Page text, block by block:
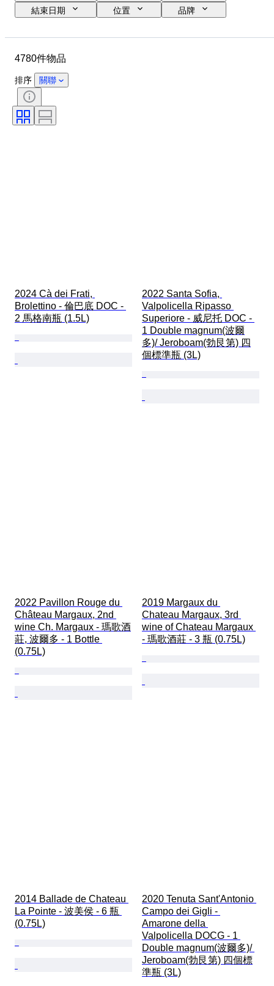
結束日期
位置
品牌
時期
葡萄酒產區
葡萄酒原產地命名控制／分類
Wine Fill Level
葡萄品種
4780件物品
排序 關聯
2024 Cà dei Frati,
Brolettino - 倫巴底 DOC -
2 馬格南瓶 (1.5L)
2022 Santa Sofia,
Valpolicella Ripasso
Superiore - 威尼托 DOC -
1 Double magnum(波爾
多)/ Jeroboam(勃艮第) 四
個標準瓶 (3L)
2022 Pavillon Rouge du
Château Margaux, 2nd
wine Ch. Margaux - 瑪歌酒
莊, 波爾多 - 1 Bottle
(0.75L)
2019 Margaux du
Chateau Margaux, 3rd
wine of Chateau Margaux
- 瑪歌酒莊 - 3 瓶 (0.75L)
2014 Ballade de Chateau
La Pointe - 波美侯 - 6 瓶
(0.75L)
2020 Tenuta Sant'Antonio
Campo dei Gigli -
Amarone della
Valpolicella DOCG - 1
Double magnum(波爾多)/
Jeroboam(勃艮第) 四個標
準瓶 (3L)